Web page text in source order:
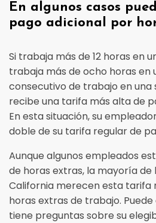
En algunos casos
pago adicional por
Si trabaja más de 12 horas en
trabaja más de ocho horas en
consecutivo de trabajo en una
recibe una tarifa más alta de
En esta situación, su
doble de su tarifa regular de
Aunque algunos empleados
de horas extras, la mayoría
California merecen esta tarifa
horas extras de trabajo.
tiene preguntas sobre su